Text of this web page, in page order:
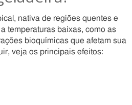
nativa de regiões quentes e
temperaturas baixas, como as
bioquímicas que afetam sua
veja os principais efeitos: